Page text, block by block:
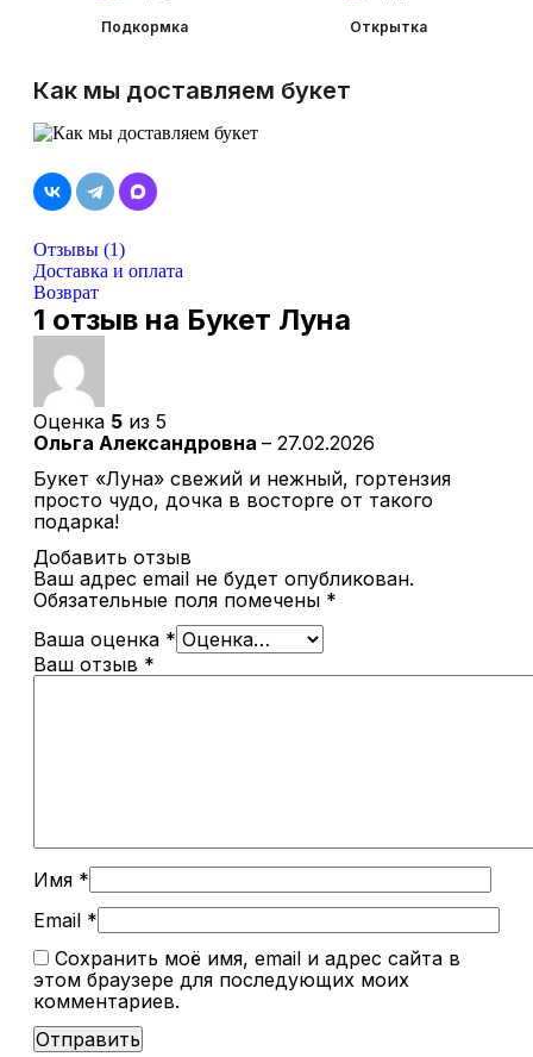
Подкормка Открытка
Как мы доставляем букет
Отзывы (1)
Доставка и оплата
Возврат
1 отзыв на Букет Луна
Оценка 5из 5
Ольга Александровна – 27.02.2026
Букет «Луна» свежий и нежный, гортензия
просто чудо, дочка в восторге от такого
подарка!
Добавить отзыв
Ваш адрес email не будет опубликован.
Обязательные поля помечены *
Ваша оценка *
Ваш отзыв *
Имя *
Email *
Сохранить моё имя, email и адрес сайта в
этом браузере для последующих моих
комментариев.